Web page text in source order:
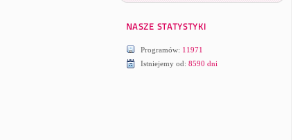
Programów: 11971
Istniejemy od: 8590 dni